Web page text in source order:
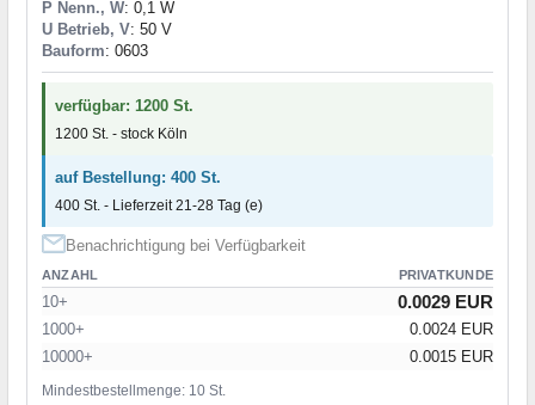
P Nenn., W: 0,1 W
U Betrieb, V: 50 V
Bauform: 0603
verfügbar: 1200 St.
1200 St. - stock Köln
auf Bestellung: 400 St.
400 St. - Lieferzeit 21-28 Tag (e)
Benachrichtigung bei Verfügbarkeit
ANZAHL PRIVATKUNDE
10+ 0.0029 EUR
1000+
0.0024 EUR
10000+
0.0015 EUR
Mindestbestellmenge: 10 St.